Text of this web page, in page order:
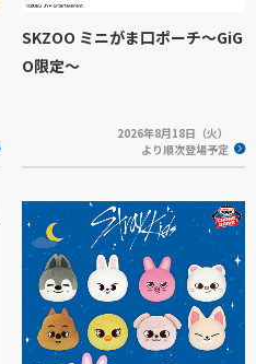
SKZOO ミニがま口ポーチ～GiG
O限定～
2026年8月18日（火）
より順次登場予定